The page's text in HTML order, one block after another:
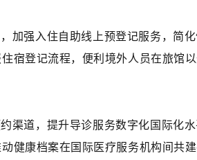
加强入住自助线上预登记服务，简
登记流程，便利境外人员在旅馆以
渠道，提升导诊服务数字化国际化
健康档案在国际医疗服务机构间共建